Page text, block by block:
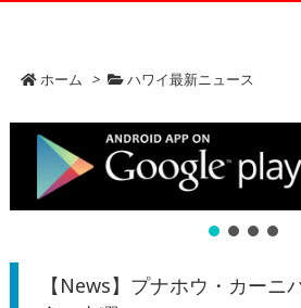
ホーム > ハワイ最新ニュース
【News】プナホウ・カー